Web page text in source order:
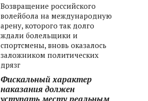
Возвращение российского
волейбола на международную
арену, которого так долго
ждали болельщики и
спортсмены, вновь оказалось
заложником политических
дрязг
Фискальный характер
наказания должен